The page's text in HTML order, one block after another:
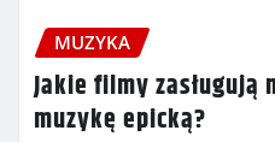
MUZYKA
Jakie filmy zasługują
muzykę epicką?